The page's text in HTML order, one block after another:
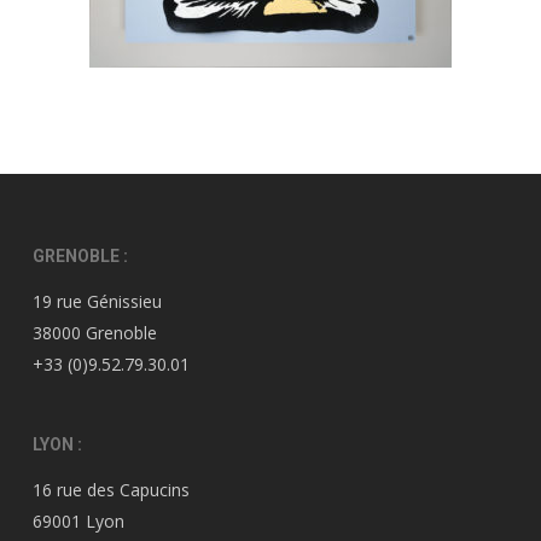
GRENOBLE :
19 rue Génissieu
38000 Grenoble
+33 (0)9.52.79.30.01
LYON :
16 rue des Capucins
69001 Lyon